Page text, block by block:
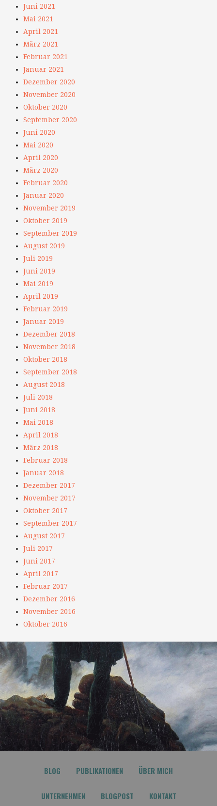
Juni 2021
Mai 2021
April 2021
März 2021
Februar 2021
Januar 2021
Dezember 2020
November 2020
Oktober 2020
September 2020
Juni 2020
Mai 2020
April 2020
März 2020
Februar 2020
Januar 2020
November 2019
Oktober 2019
September 2019
August 2019
Juli 2019
Juni 2019
Mai 2019
April 2019
Februar 2019
Januar 2019
Dezember 2018
November 2018
Oktober 2018
September 2018
August 2018
Juli 2018
Juni 2018
Mai 2018
April 2018
März 2018
Februar 2018
Januar 2018
Dezember 2017
November 2017
Oktober 2017
September 2017
August 2017
Juli 2017
Juni 2017
April 2017
Februar 2017
Dezember 2016
November 2016
Oktober 2016
BLOG PUBLIKATIONEN ÜBER MICH
UNTERNEHMEN BLOGPOST KONTAKT